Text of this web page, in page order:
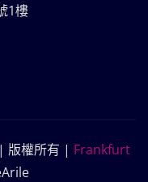
1樓
版權所有 | Frankfurt